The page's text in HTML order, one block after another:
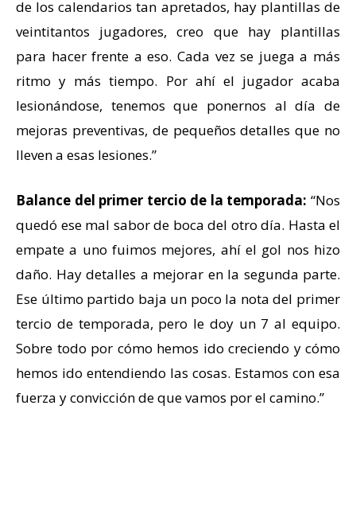
de los calendarios tan apretados, hay plantillas de
veintitantos jugadores, creo que hay plantillas
para hacer frente a eso. Cada vez se juega a más
ritmo y más tiempo. Por ahí el jugador acaba
lesionándose, tenemos que ponernos al día de
mejoras preventivas, de pequeños detalles que no
lleven a esas lesiones.”
Balance del primer tercio de la temporada: “Nos
quedó ese mal sabor de boca del otro día. Hasta el
empate a uno fuimos mejores, ahí el gol nos hizo
daño. Hay detalles a mejorar en la segunda parte.
Ese último partido baja un poco la nota del primer
tercio de temporada, pero le doy un 7 al equipo.
Sobre todo por cómo hemos ido creciendo y cómo
hemos ido entendiendo las cosas. Estamos con esa
fuerza y convicción de que vamos por el camino.”